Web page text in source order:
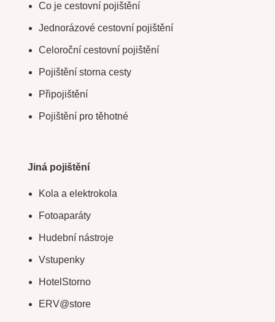
Co je cestovní pojištění
Jednorázové cestovní pojištění
Celoroční cestovní pojištění
Pojištění storna cesty
Připojištění
Pojištění pro těhotné
Jiná pojištění
Kola a elektrokola
Fotoaparáty
Hudební nástroje
Vstupenky
HotelStorno
ERV@store